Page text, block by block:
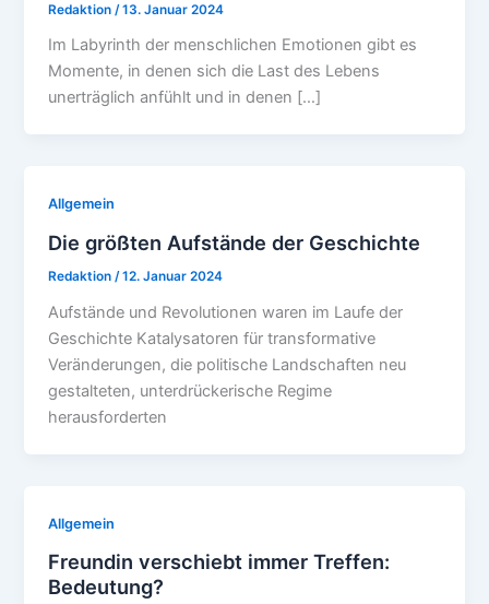
Redaktion /13. Januar 2024
Im Labyrinth der menschlichen Emotionen gibt es
Momente, in denen sich die Last des Lebens
unerträglich anfühlt und in denen […]
Allgemein
Die größten Aufstände der Geschichte
Redaktion/12. Januar 2024
Aufstände und Revolutionen waren im Laufe der
Geschichte Katalysatoren für transformative
Veränderungen, die politische Landschaften neu
gestalteten, unterdrückerische Regime
herausforderten
Allgemein
Freundin verschiebt immer Treffen:
Bedeutung?